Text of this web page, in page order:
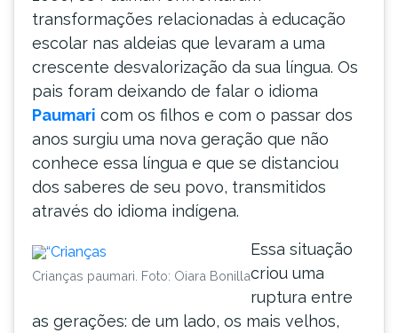
transformações relacionadas à educação
escolar nas aldeias que levaram a uma
crescente desvalorização da sua língua. Os
pais foram deixando de falar o idioma
Paumari com os filhos e com o passar dos
anos surgiu uma nova geração que não
conhece essa língua e que se distanciou
dos saberes de seu povo, transmitidos
através do idioma indígena.
Crianças paumari. Foto: Oiara Bonilla
Essa situação
criou uma
ruptura entre
as gerações: de um lado, os mais velhos,